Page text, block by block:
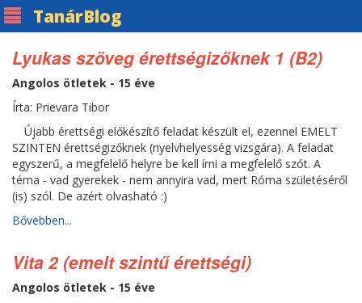
TanárBlog
Lyukas szöveg érettségizőknek 1 (B2)
Angolos ötletek - 15 éve
Írta: Prievara Tibor
Újabb érettségi előkészítő feladat készült el, ezennel EMELT
SZINTEN érettségizőknek (nyelvhelyesség vizsgára). A feladat
egyszerű, a megfelelő helyre be kell írni a megfelelő szót. A
téma - vad gyerekek - nem annyira vad, mert Róma születéséről
(is) szól. De azért olvasható :)
Bővebben...
Vita 2 (emelt szintű érettségi)
Angolos ötletek - 15 éve